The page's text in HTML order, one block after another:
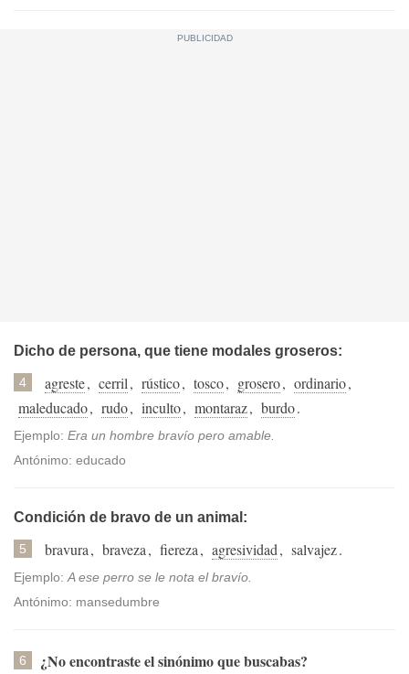
Dicho de persona, que tiene modales groseros:
4 agreste, cerril, rústico, tosco, grosero, ordinario,
maleducado, rudo, inculto, montaraz, burdo.
Ejemplo: Era un hombre bravío pero amable.
Antónimo: educado
Condición de bravo de un animal:
5 bravura, braveza, fiereza, agresividad, salvajez.
Ejemplo: A ese perro se le nota el bravío.
Antónimo: mansedumbre
6 ¿No encontraste el sinónimo que buscabas?